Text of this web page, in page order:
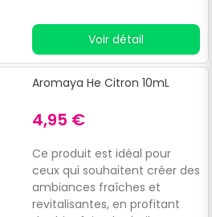
Voir détail
Aromaya He Citron 10mL
4,95 €
Ce produit est idéal pour
ceux qui souhaitent créer des
ambiances fraîches et
revitalisantes, en profitant